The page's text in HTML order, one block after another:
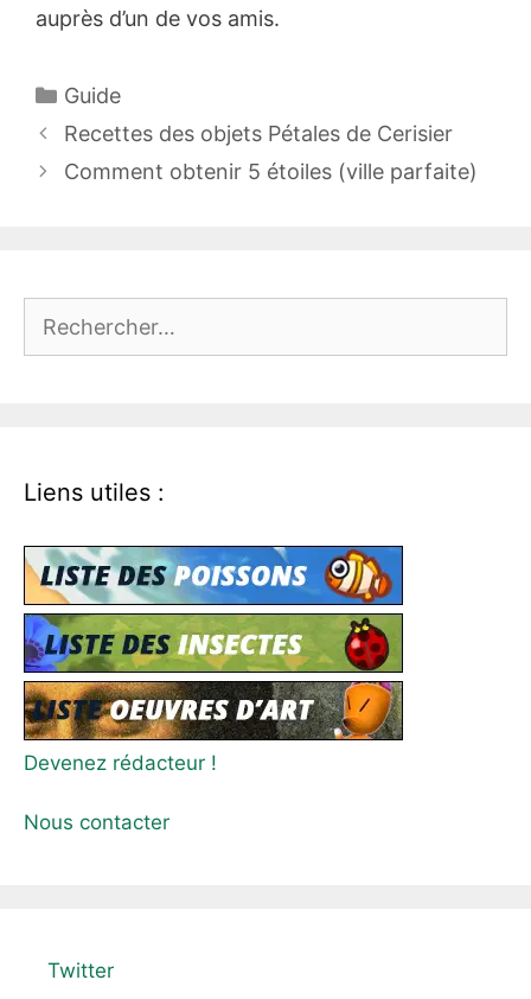
auprès d’un de vos amis.
Catégories
Guide
Recettes des objets Pétales de Cerisier
Comment obtenir 5 étoiles (ville parfaite)
Liens utiles :
Devenez rédacteur !
Nous contacter
Twitter